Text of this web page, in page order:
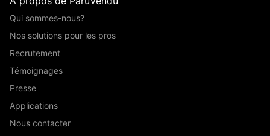
Qui sommes-nous?
Nos solutions pour les pros
Recrutement
Témoignages
Presse
Applications
Nous contacter